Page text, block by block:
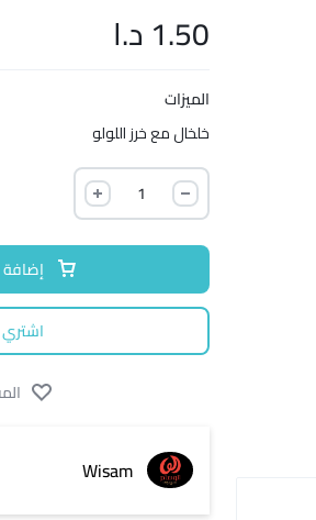
1.50 د.ا
الميزات
خلخال مع خرز اللولو
إضافة
اشتري
Wisam